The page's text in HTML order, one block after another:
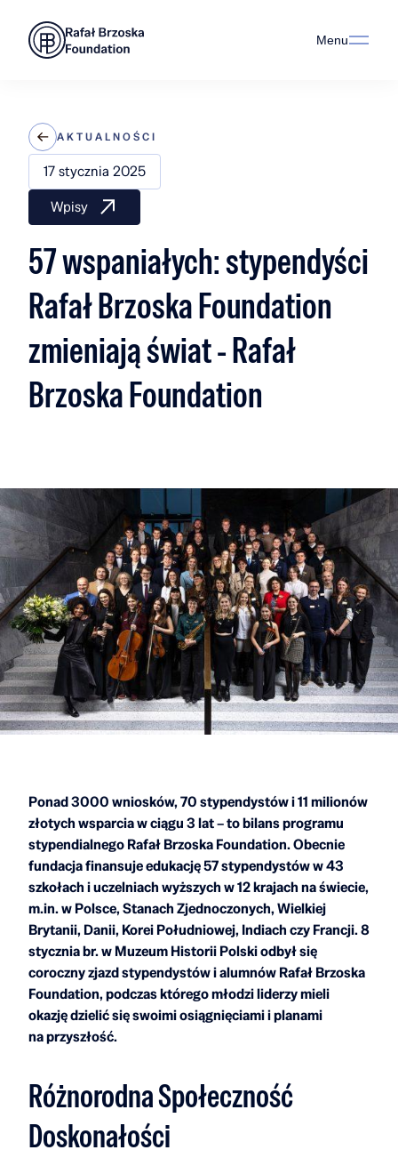
Menu
AKTUALNOŚCI
17 stycznia 2025
Wpisy
57 wspaniałych: stypendyści
Rafał Brzoska Foundation
zmieniają świat - Rafał
Brzoska Foundation
Ponad 3000 wniosków, 70 stypendystów i 11 milionów
złotych wsparcia w ciągu 3 lat – to bilans programu
stypendialnego Rafał Brzoska Foundation. Obecnie
fundacja finansuje edukację 57 stypendystów w 43
szkołach i uczelniach wyższych w 12 krajach na świecie,
m.in. w Polsce, Stanach Zjednoczonych, Wielkiej
Brytanii, Danii, Korei Południowej, Indiach czy Francji. 8
stycznia br. w Muzeum Historii Polski odbył się
coroczny zjazd stypendystów i alumnów Rafał Brzoska
Foundation, podczas którego młodzi liderzy mieli
okazję dzielić się swoimi osiągnięciami i planami
na przyszłość.
Różnorodna Społeczność
Doskonałości